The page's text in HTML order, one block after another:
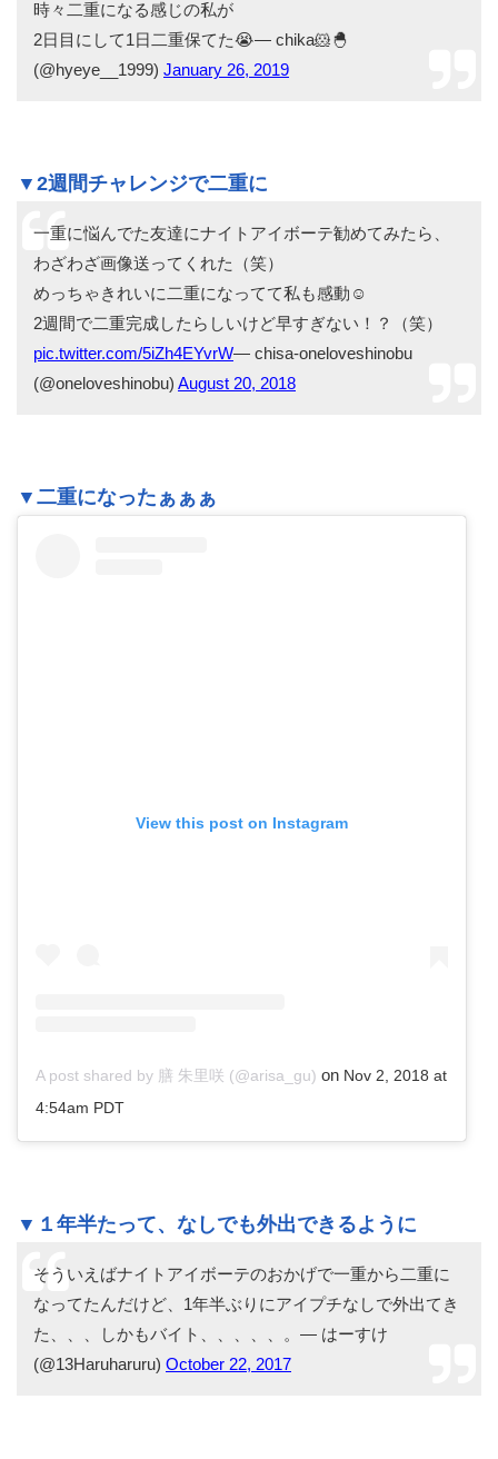
時々二重になる感じの私が
2日目にして1日二重保てた😭— chika🐹🐣
(@hyeye__1999) January 26, 2019
▼2週間チャレンジで二重に
一重に悩んでた友達にナイトアイボーテ勧めてみたら、
わざわざ画像送ってくれた（笑）
めっちゃきれいに二重になってて私も感動☺️
2週間で二重完成したらしいけど早すぎない！？（笑）
pic.twitter.com/5iZh4EYvrW— chisa-oneloveshinobu
(@oneloveshinobu) August 20, 2018
▼二重になったぁぁぁ
View this post on Instagram
A post shared by 膳 朱里咲 (@arisa_gu) on Nov 2, 2018 at
4:54am PDT
▼１年半たって、なしでも外出できるように
そういえばナイトアイボーテのおかげで一重から二重に
なってたんだけど、1年半ぶりにアイプチなしで外出てき
た、、、しかもバイト、、、、、。— はーすけ
(@13Haruharuru) October 22, 2017